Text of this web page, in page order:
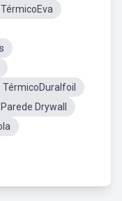
TérmicoDuralfoil
Parede Drywall